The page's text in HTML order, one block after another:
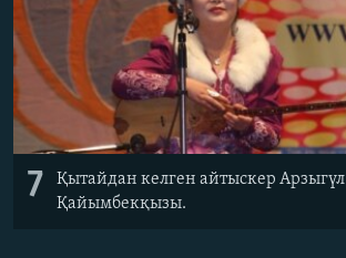
7
Қытайдан келген айтыскер Арзыгүл
Қайымбекқызы.